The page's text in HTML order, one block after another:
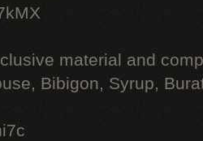
material and
Bibigon, Syrup,